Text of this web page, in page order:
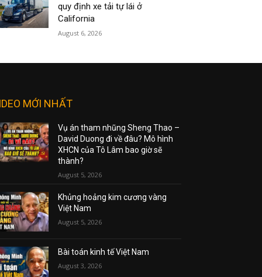
quy định xe tải tự lái ở
California
August 6, 2026
MỚI NHẤT
Vụ án tham nhũng Sheng Thao –
David Duong đi về đâu? Mô hình
XHCN của Tô Lâm bao giờ sẽ
thành?
August 5, 2026
Khủng hoảng kim cương vàng
Việt Nam
August 5, 2026
Bài toán kinh tế Việt Nam
August 3, 2026